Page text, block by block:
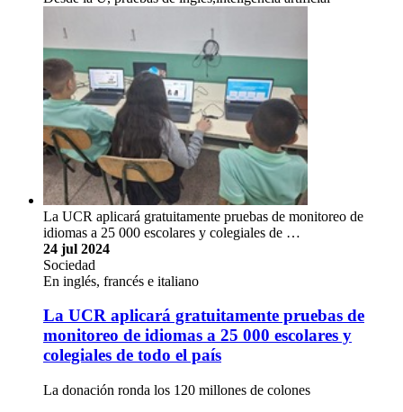
La UCR aplicará gratuitamente pruebas de monitoreo de
idiomas a 25 000 escolares y colegiales de …
24 jul 2024
Sociedad
En inglés, francés e italiano
La UCR aplicará gratuitamente pruebas de
monitoreo de idiomas a 25 000 escolares y
colegiales de todo el país
La donación ronda los 120 millones de colones